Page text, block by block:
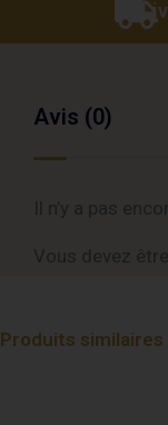
Avis (0)
Produits similaires